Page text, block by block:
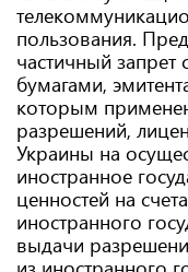
пользования.
частичный
бумагами,
которым
разрешений,
Украины на
иностранное
ценностей на
иностранного
выдачи